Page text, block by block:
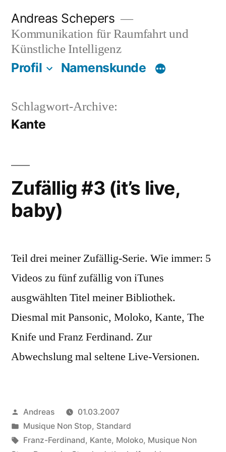
Inhalt
springen
Andreas Schepers
Kommunikation für Raumfahrt und
Künstliche Intelligenz
Profil Namenskunde
Schlagwort-Archive:
Kante
Zufällig #3 (it’s live,
baby)
Teil drei meiner Zufällig-Serie. Wie immer: 5
Videos zu fünf zufällig von iTunes
ausgwählten Titel meiner Bibliothek.
Diesmal mit Pansonic, Moloko, Kante, The
Knife und Franz Ferdinand. Zur
Abwechslung mal seltene Live-Versionen.
Veröffentlicht
von
Andreas
01.03.2007
Veröffentlicht
in
Musique Non Stop, Standard
Schlagwörter:
Franz-Ferdinand, Kante, Moloko, Musique Non